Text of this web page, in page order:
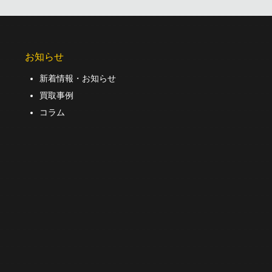
お知らせ
新着情報・お知らせ
買取事例
コラム